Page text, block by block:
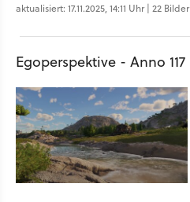
aktualisiert: 17.11.2025, 14:11 Uhr | 22 Bilder
Egoperspektive - Anno 117